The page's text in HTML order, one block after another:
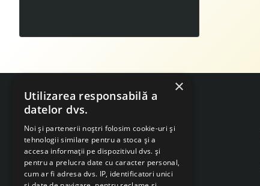
Despre Noi
×
Utilizarea responsabilă a
datelor dvs.
Noi și partenerii noștri folosim cookie-uri și
tehnologii similare pentru a stoca și a
accesa informații pe dispozitivul dvs. și
pentru a prelucra date cu caracter personal,
cum ar fi adresa dvs. IP, identificatori unici